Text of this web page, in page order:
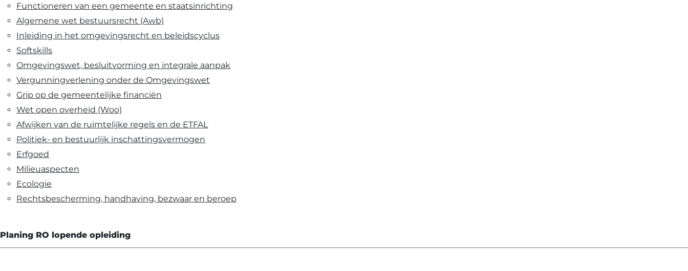
Functioneren van een gemeente en staatsinrichting
Algemene wet bestuursrecht (Awb)
Inleiding in het omgevingsrecht en beleidscyclus
Softskills
Omgevingswet, besluitvorming en integrale aanpak
Vergunningverlening onder de Omgevingswet
Grip op de gemeentelijke financiën
Wet open overheid (Woo)
Afwijken van de ruimtelijke regels en de ETFAL
Politiek- en bestuurlijk inschattingsvermogen
Erfgoed
Milieuaspecten
Ecologie
Rechtsbescherming, handhaving, bezwaar en beroep
Planing RO lopende opleiding